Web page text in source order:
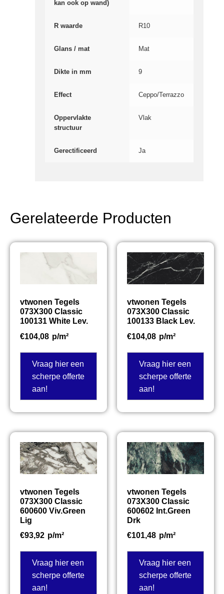
kan ook op wand)
R waarde R10
Glans / mat Mat
Dikte in mm 9
Effect Ceppo/Terrazzo
Oppervlakte
structuur
Vlak
Gerectificeerd Ja
Gerelateerde Producten
vtwonen Tegels
073X300 Classic
100131 White Lev.
€104,08 p/m²
Vraag hier een
scherpe offerte
aan!
vtwonen Tegels
073X300 Classic
100133 Black Lev.
€104,08 p/m²
Vraag hier een
scherpe offerte
aan!
vtwonen Tegels
073X300 Classic
600600 Viv.Green
Lig
€93,92 p/m²
Vraag hier een
scherpe offerte
aan!
vtwonen Tegels
073X300 Classic
600602 Int.Green
Drk
€101,48 p/m²
Vraag hier een
scherpe offerte
aan!